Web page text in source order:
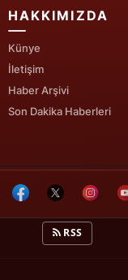
HAKKIMIZDA
Künye
İletişim
Haber Arşivi
Son Dakika Haberleri
RSS